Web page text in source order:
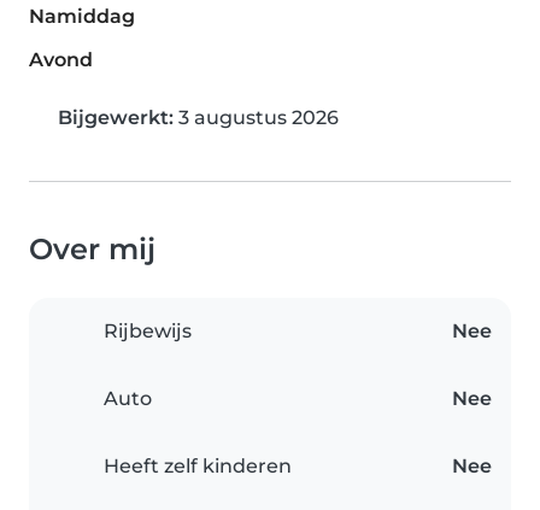
Namiddag
Avond
Bijgewerkt: 3 augustus 2026
Over mij
Rijbewijs Nee
Auto Nee
Heeft zelf kinderen Nee